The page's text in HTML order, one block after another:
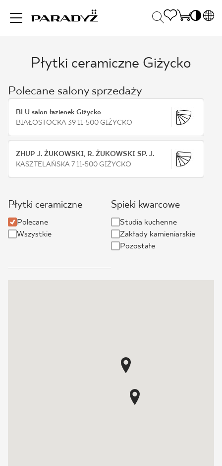
INSPIRACJE
PRODUKTY
KOLEKCJE
DLA BIZNESU
BLOG
GDZIE KUPIĆ
MÓJ PROFIL
KONTAKT
Płytki ceramiczne Giżycko
Polecane salony sprzedaży
BLU salon łazienek Giżycko
BIAŁOSTOCKA 39 11-500 GIŻYCKO
ZHUP J. ŻUKOWSKI, R. ŻUKOWSKI SP. J.
KASZTELAŃSKA 7 11-500 GIŻYCKO
Płytki ceramiczne
Polecane
Wszystkie
Spieki kwarcowe
Studia kuchenne
Zakłady kamieniarskie
Pozostałe